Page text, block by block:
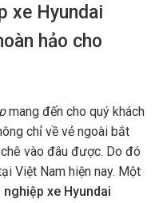
xe Hyundai
hảo cho
mang đến cho quý khách
chỉ về vẻ ngoài bắt
vào đâu được. Do đó
Việt Nam hiện nay. Một
xe Hyundai